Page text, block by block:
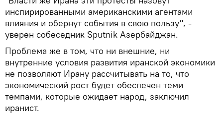
инспирированными американскими агентами
влияния и обернут события в свою пользу", -
уверен собеседник Sputnik Азербайджан.
Проблема же в том, что ни внешние, ни
внутренние условия развития иранской экономики
не позволяют Ирану рассчитывать на то, что
экономический рост будет обеспечен теми
темпами, которые ожидает народ, заключил
иранист.